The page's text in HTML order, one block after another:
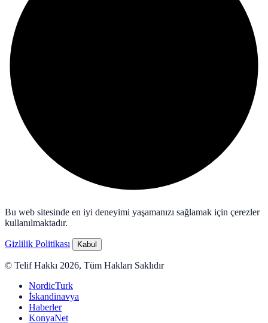
Bu web sitesinde en iyi deneyimi yaşamanızı sağlamak için çerezler
kullanılmaktadır.
Gizlilik Politikası Kabul
© Telif Hakkı 2026, Tüm Hakları Saklıdır
NordicTurk
İskandinavya
Haberler
KonyaNet